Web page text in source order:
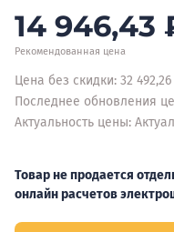
14 946,43
Рекомендованная цена
Цена без скидки: 32
Последнее обновления
Актуальность цены:
Товар не продается
онлайн расчетов